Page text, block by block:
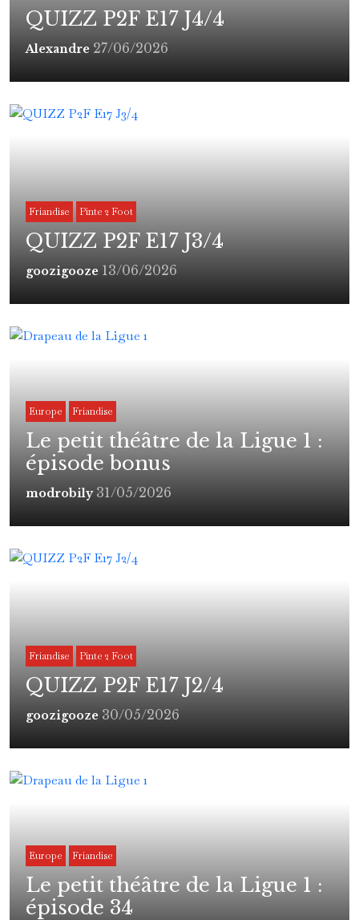
QUIZZ P2F E17 J4/4
Alexandre 27/06/2026
Friandise Pinte 2 Foot
QUIZZ P2F E17 J3/4
goozigooze 13/06/2026
Europe Friandise
Le petit théâtre de la Ligue 1 :
épisode bonus
modrobily 31/05/2026
Friandise Pinte 2 Foot
QUIZZ P2F E17 J2/4
goozigooze 30/05/2026
Europe Friandise
Le petit théâtre de la Ligue 1 :
épisode 34